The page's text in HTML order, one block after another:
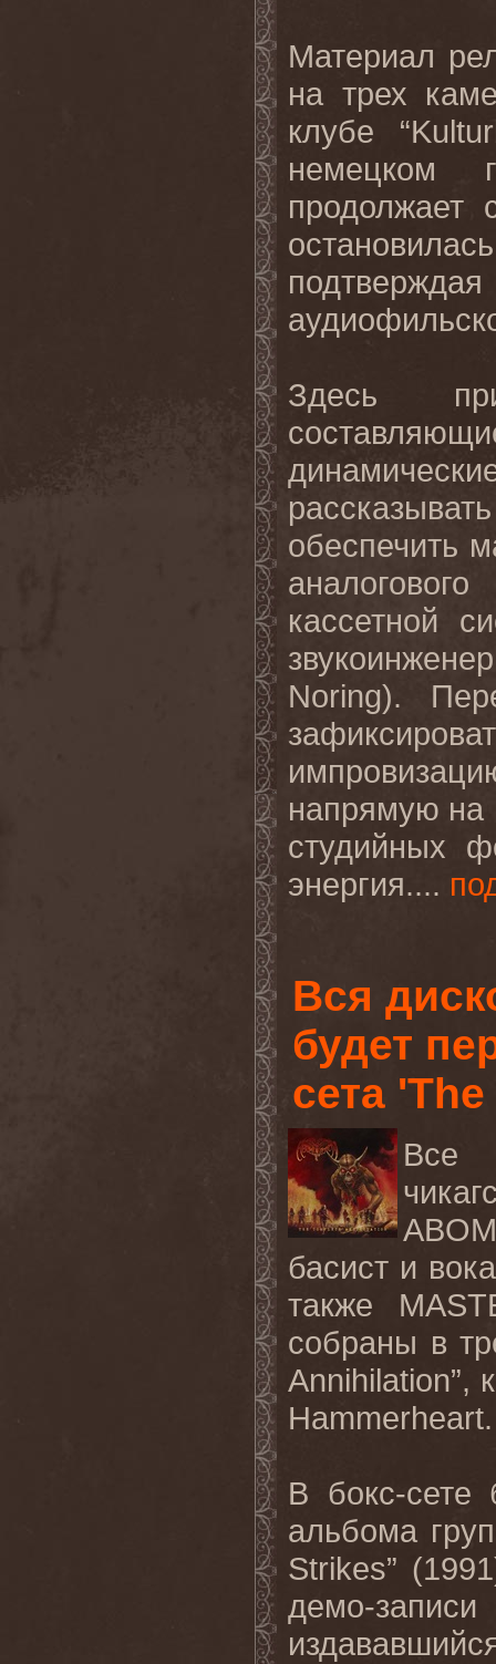
Материал
на трех
клубе
немецком
продолжает
Здесь
обеспечить
кассетной
Noring).
напрямую на
студийных
энергия....
Вся
будет
сета
Все
басист и
также
собраны в
Annihilation”,
Hammerheart.
В бокс-сете
альбома
Strikes”
демо-